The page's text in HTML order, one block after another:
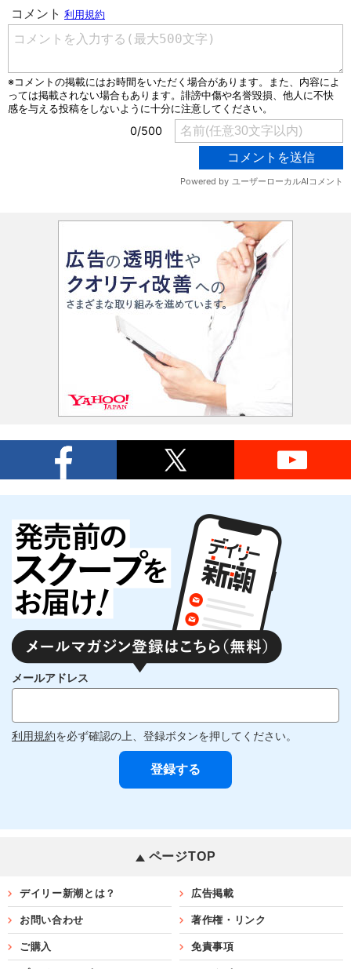
メールアドレス
利用規約を必ず確認の上、登録ボタンを押してください。
ページTOP
デイリー新潮とは？ 広告掲載
お問い合わせ 著作権・リンク
ご購入 免責事項